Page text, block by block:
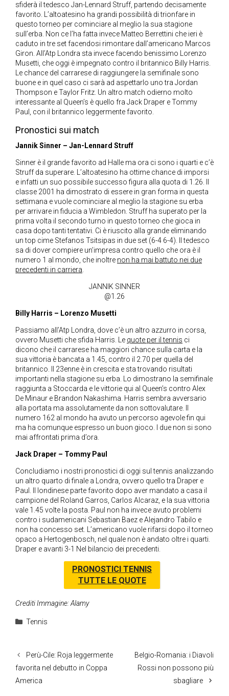
sfiderà il tedesco Jan-Lennard Struff, partendo decisamente
favorito. L’altoatesino ha grandi possibilità di trionfare in
questo torneo per cominciare al meglio la sua stagione
sull’erba. Non ce l’ha fatta invece Matteo Berrettini che ieri è
caduto in tre set facendosi rimontare dall’americano Marcos
Giron. All’Atp Londra sta invece facendo benissimo Lorenzo
Musetti, che oggi è impegnato contro il britannico Billy Harris.
Le chance del carrarese di raggiungere la semifinale sono
buone e in quel caso ci sarà ad aspettarlo uno tra Jordan
Thompson e Taylor Fritz. Un altro match odierno molto
interessante al Queen’s è quello fra Jack Draper e Tommy
Paul, con il britannico leggermente favorito.
Pronostici sui match
Jannik Sinner – Jan-Lennard Struff
Sinner è il grande favorito ad Halle ma ora ci sono i quarti e c’è
Struff da superare. L’altoatesino ha ottime chance di imporsi
e infatti un suo possibile successo figura alla quota di 1.26. Il
classe 2001 ha dimostrato di essere in gran forma in questa
settimana e vuole cominciare al meglio la stagione su erba
per arrivare in fiducia a Wimbledon. Struff ha superato per la
prima volta il secondo turno in questo torneo che gioca in
casa dopo tanti tentativi. Ci è riuscito alla grande eliminando
un top cime Stefanos Tsitsipas in due set (6-4 6-4). Il tedesco
sa di dover compiere un’impresa contro quello che ora è il
numero 1 al mondo, che inoltre non ha mai battuto nei due
precedenti in carriera.
JANNIK SINNER
@1.26
Billy Harris – Lorenzo Musetti
Passiamo all’Atp Londra, dove c’è un altro azzurro in corsa,
ovvero Musetti che sfida Harris. Le quote per il tennis ci
dicono che il carrarese ha maggiori chance sulla carta e la
sua vittoria è bancata a 1.45, contro il 2.70 per quella del
britannico. Il 23enne è in crescita e sta trovando risultati
importanti nella stagione su erba. Lo dimostrano la semifinale
raggiunta a Stoccarda e le vittorie qui al Queen’s contro Alex
De Minaur e Brandon Nakashima. Harris sembra avversario
alla portata ma assolutamente da non sottovalutare. Il
numero 162 al mondo ha avuto un percorso agevole fin qui
ma ha comunque espresso un buon gioco. I due non si sono
mai affrontati prima d’ora.
Jack Draper – Tommy Paul
Concludiamo i nostri pronostici di oggi sul tennis analizzando
un altro quarto di finale a Londra, ovvero quello tra Draper e
Paul. Il londinese parte favorito dopo aver mandato a casa il
campione del Roland Garros, Carlos Alcaraz, e la sua vittoria
vale 1.45 volte la posta. Paul non ha invece avuto problemi
contro i sudamericani Sebastian Baez e Alejandro Tabilo e
non ha concesso set. L’americano vuole rifarsi dopo il torneo
opaco a Hertogenbosch, nel quale non è andato oltre i quarti.
Draper e avanti 3-1 Nel bilancio dei precedenti.
PRONOSTICI TENNIS
TUTTE LE QUOTE
Crediti Immagine: Alamy
Categorie
Tennis
Perù-Cile: Roja leggermente
favorita nel debutto in Coppa
America
Belgio-Romania: i Diavoli
Rossi non possono più
sbagliare